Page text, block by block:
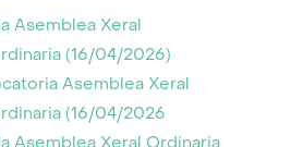
Asemblea Xeral
(16/04/2026)
Asemblea Xeral
(16/04/2026
Asemblea Xeral Ordinaria